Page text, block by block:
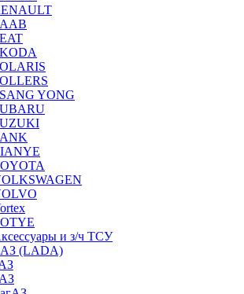
YONG
и з/ч ТСУ
(LADA)